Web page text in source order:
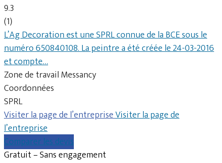
9.3
(1)
L’Ag Decoration est une SPRL connue de la BCE sous le
numéro 650840108. La peintre a été créée le 24-03-2016
et compte…
Zone de travail Messancy
Coordonnées
SPRL
Visiter la page de l’entrepriseVisiter la page de
l’entreprise
Comparer les devis
Gratuit – Sans engagement